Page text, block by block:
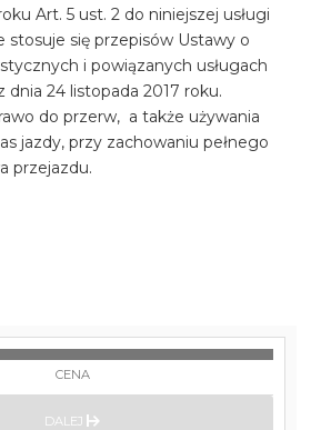
Art. 5 ust. 2 do niniejszej usługi
stosuje się przepisów Ustawy o
i powiązanych usługach
24 listopada 2017 roku.
do przerw, a także używania
jazdy, przy zachowaniu pełnego
przejazdu.
CENA
DALEJ